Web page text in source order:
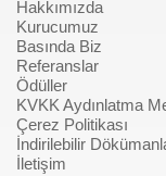
Hakkımızda
Kurucumuz
Basında Biz
Referanslar
Ödüller
KVKK Aydınlatma
Çerez Politikası
İndirilebilir
İletişim